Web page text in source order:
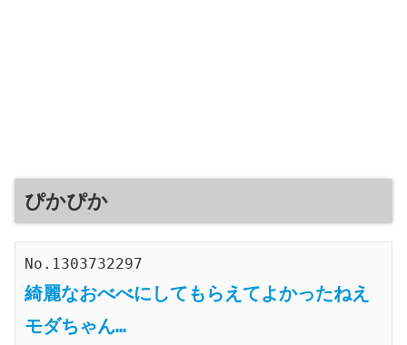
ぴかぴか
No.1303732297
綺麗なおべべにしてもらえてよかったねえ
モダちゃん…